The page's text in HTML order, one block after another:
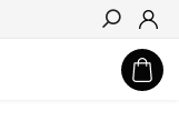
Hledat